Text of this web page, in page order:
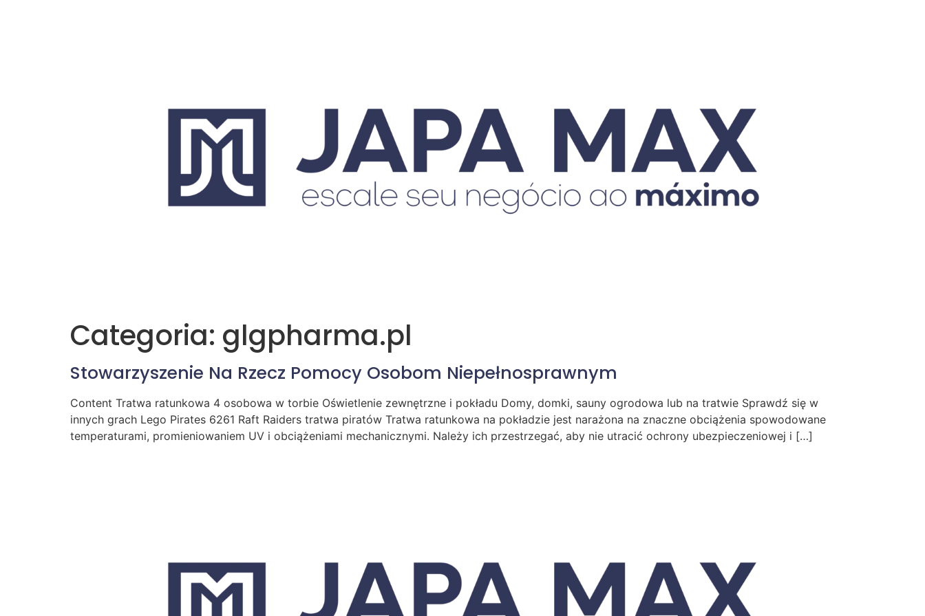
Categoria: glgpharma.pl
Stowarzyszenie Na Rzecz Pomocy Osobom Niepełnosprawnym
Content Tratwa ratunkowa 4 osobowa w torbie Oświetlenie zewnętrzne i pokładu Domy, domki, sauny ogrodowa lub na tratwie Sprawdź się w
innych grach Lego Pirates 6261 Raft Raiders tratwa piratów Tratwa ratunkowa na pokładzie jest narażona na znaczne obciążenia spowodowane
temperaturami, promieniowaniem UV i obciążeniami mechanicznymi. Należy ich przestrzegać, aby nie utracić ochrony ubezpieczeniowej i […]